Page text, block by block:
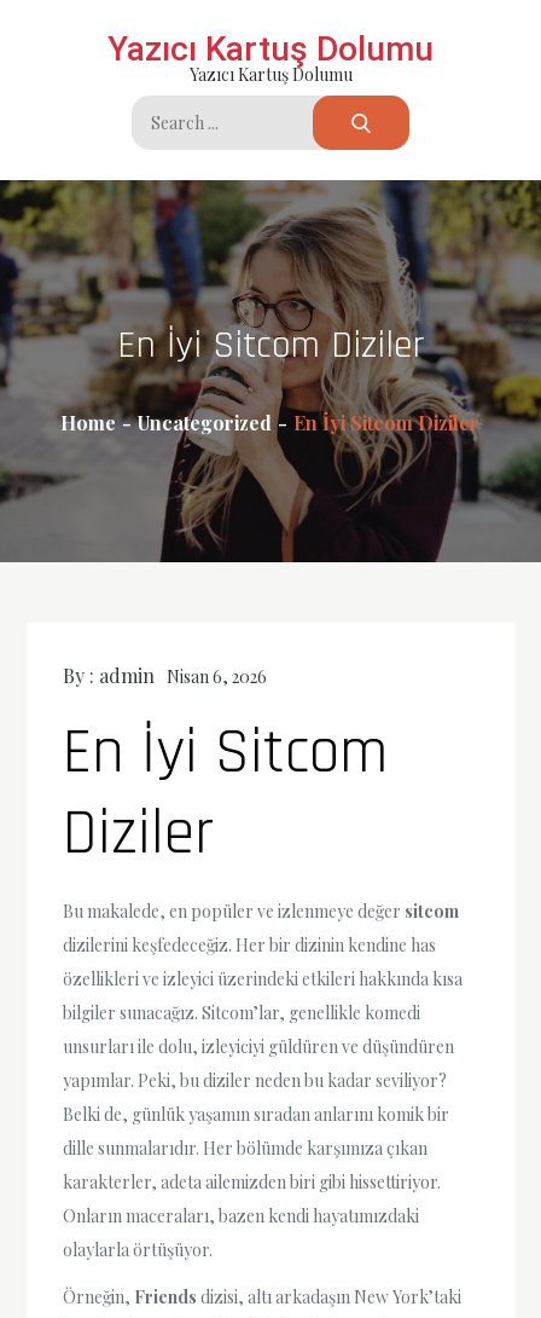
Yazıcı Kartuş Dolumu
Yazıcı Kartuş Dolumu
Search
for:
En İyi Sitcom Diziler
Home Uncategorized En İyi Sitcom Diziler
By : admin Nisan 6, 2026
En İyi Sitcom
Diziler
Bu makalede, en popüler ve izlenmeye değer sitcom
dizilerini keşfedeceğiz. Her bir dizinin kendine has
özellikleri ve izleyici üzerindeki etkileri hakkında kısa
bilgiler sunacağız. Sitcom’lar, genellikle komedi
unsurları ile dolu, izleyiciyi güldüren ve düşündüren
yapımlar. Peki, bu diziler neden bu kadar seviliyor?
Belki de, günlük yaşamın sıradan anlarını komik bir
dille sunmalarıdır. Her bölümde karşımıza çıkan
karakterler, adeta ailemizden biri gibi hissettiriyor.
Onların maceraları, bazen kendi hayatımızdaki
olaylarla örtüşüyor.
Örneğin, Friends dizisi, altı arkadaşın New York’taki